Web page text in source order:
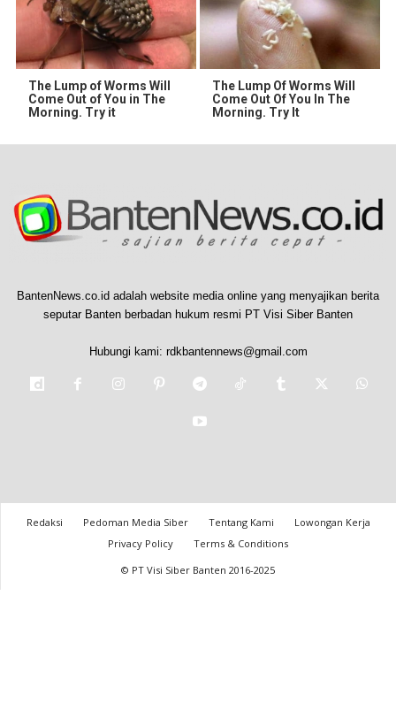
The Lump of Worms Will
Come Out of You in The
Morning. Try it
The Lump Of Worms Will
Come Out Of You In The
Morning. Try It
BantenNews.co.id adalah website media online yang menyajikan berita
seputar Banten berbadan hukum resmi PT Visi Siber Banten
Hubungi kami: rdkbantennews@gmail.com
Redaksi Pedoman Media Siber Tentang Kami
Lowongan Kerja
Privacy Policy
Terms & Conditions
© PT Visi Siber Banten 2016-2025